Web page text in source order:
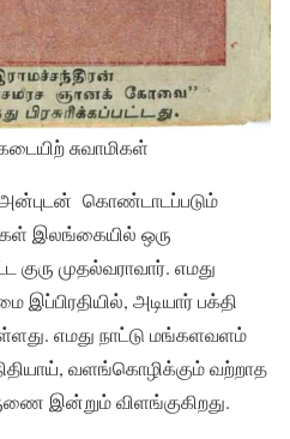
சுவாமிகள்
கொண்டாடப்படும்
இலங்கையில் ஒரு
குரு முதல்வராவார். எமது
இப்பிரதியில், அடியார் பக்தி
எமது நாட்டு மங்களவளம்
வளங்கொழிக்கும் வற்றாத
இன்றும் விளங்குகிறது.